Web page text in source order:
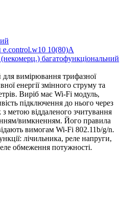
e.control.w10 10(80)А
багатофункціональний
вимірювання трифазної
енергії змінного струму та
Виріб має Wi-Fi модуль,
підключення до нього через
з метою віддаленого зчитування
вимкненням. Його правила
вимогам Wi-Fi 802.11b/g/n.
лічильника, реле напруги,
обмеження потужності.